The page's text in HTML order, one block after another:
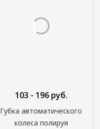
Губка автоматического
колеса полируя
103 - 196 руб.